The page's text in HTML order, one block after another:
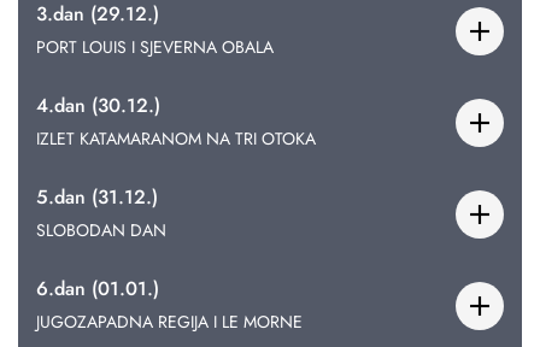
3.dan (29.12.)
PORT LOUIS I SJEVERNA OBALA
4.dan (30.12.)
IZLET KATAMARANOM NA TRI OTOKA
5.dan (31.12.)
SLOBODAN DAN
6.dan (01.01.)
JUGOZAPADNA REGIJA I LE MORNE